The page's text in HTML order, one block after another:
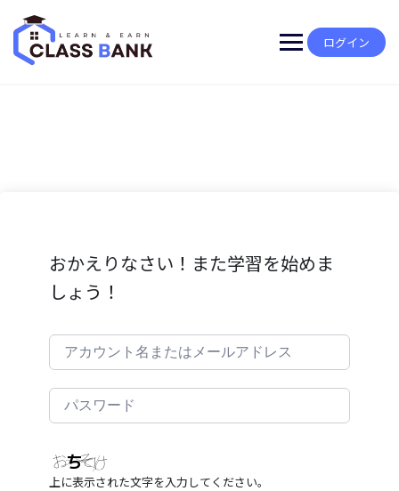
content
ログイン
おかえりなさい！また学習を始めま
しょう！
上に表示された文字を入力してください。